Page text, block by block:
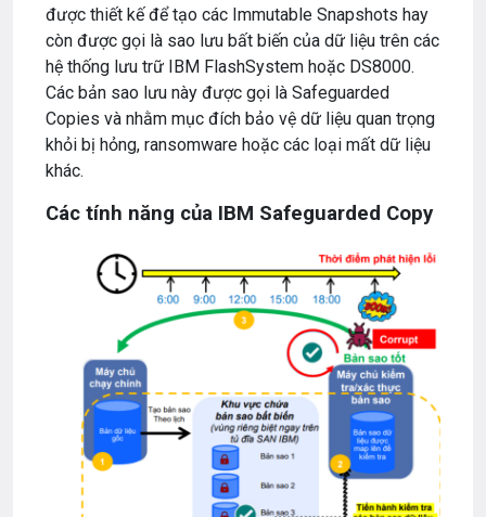
được thiết kế để tạo các Immutable Snapshots hay
còn được gọi là sao lưu bất biến của dữ liệu trên các
hệ thống lưu trữ IBM FlashSystem hoặc DS8000.
Các bản sao lưu này được gọi là Safeguarded
Copies và nhằm mục đích bảo vệ dữ liệu quan trọng
khỏi bị hỏng, ransomware hoặc các loại mất dữ liệu
khác.
Các tính năng của IBM Safeguarded Copy